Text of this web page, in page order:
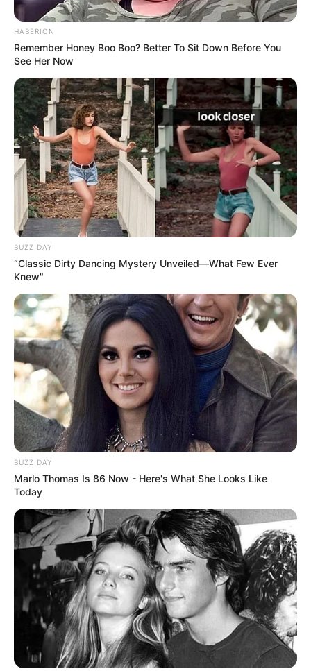
HABERION
Remember Honey Boo Boo? Better To Sit Down Before You
See Her Now
BUZZ DAY
“Classic Dirty Dancing Mystery Unveiled—What Few Ever
Knew"
BUZZ DAY
Marlo Thomas Is 86 Now - Here's What She Looks Like
Today